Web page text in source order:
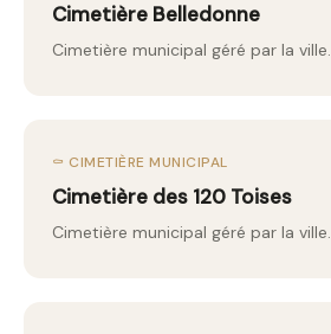
Cimetière Belledonne
Cimetière municipal géré par la ville.
⚰️ CIMETIÈRE MUNICIPAL
Cimetière des 120 Toises
Cimetière municipal géré par la ville.